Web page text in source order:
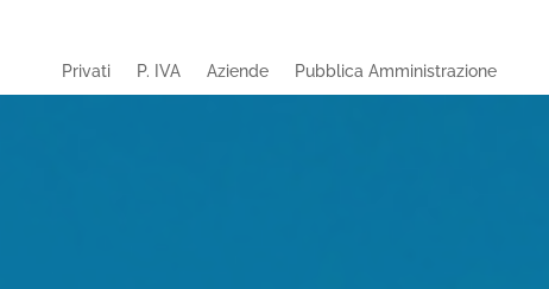
Privati P. IVA Aziende Pubblica Amministrazione